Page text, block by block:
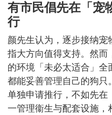
有市民倡先在「宠
行
颜先生认为，逐步接纳宠
指大方向值得支持。然而
的环境「未必太适合」全
都能妥善管理自己的狗只
单独申请推行，不如先在
一管理衞生与配套设施，